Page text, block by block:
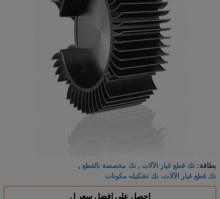
بطاقة: نك قطع غيار الآلات , نك مخصصة بالقطع ,
نك قطع غيار الآلات، نك تشكيله مكونات
احصل على افضل سعر ل